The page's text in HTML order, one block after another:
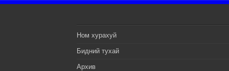
Ном хурахуй
Бидний тухай
Архив